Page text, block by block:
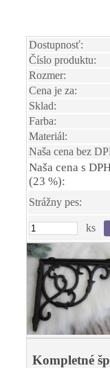
Dostupnosť:
Číslo produktu:
Rozmer:
Cena je za:
Sklad:
Farba:
Materiál:
Naša cena bez
Naša cena s
(23 %):
Strážny pes:
ks
Kompletné